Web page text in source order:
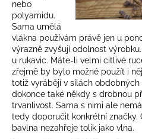
nebo
polyamidu.
Sama umělá
vlákna používám právě jen u
výrazně zvyšují odolnost
u rukavic. Máte-li velmi citlivé
zřejmě by bylo možné použít i
totiž vyrábějí v sílách
dokonce také někdy s drobnou
trvanlivost. Sama s nimi ale
tedy doporučit konkrétní značky.
bavlna nezahřeje tolik jako vlna.
u
j
e
m
e